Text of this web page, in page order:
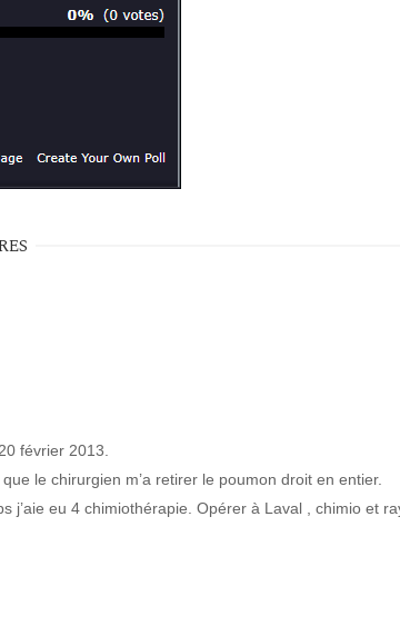
février 2013.
le chirurgien m’a retirer le poumon droit en entier.
j’aie eu 4 chimiothérapie. Opérer à Laval , chimio et